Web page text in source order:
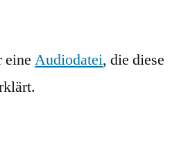
eineAudiodatei, die diese